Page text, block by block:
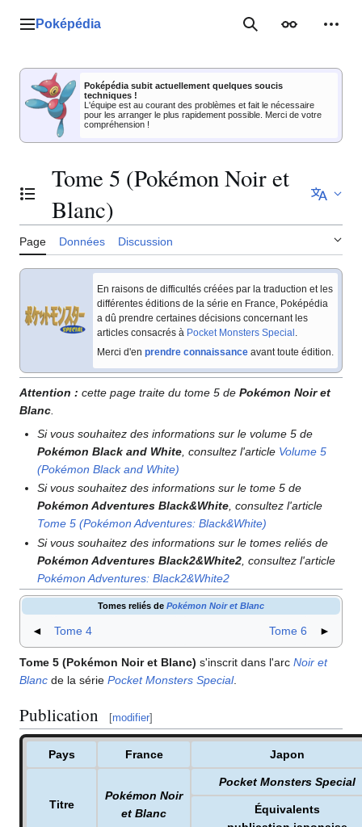
Menu principal
Poképédia RechercherApparence
Poképédia subit actuellement quelques soucis
techniques !
L'équipe est au courant des problèmes et fait le nécessaire
pour les arranger le plus rapidement possible. Merci de votre
compréhension !
Basculer la table des matières
Tome 5 (Pokémon Noir et
Blanc)
Page Données Discussion
En raisons de difficultés créées par la traduction et les
différentes éditions de la série en France, Poképédia
a dû prendre certaines décisions concernant les
articles consacrés à Pocket Monsters Special.
Merci d'en prendre connaissance avant toute édition.
Attention : cette page traite du tome 5 de Pokémon Noir et
Blanc
Si vous souhaitez des informations sur le volume 5 de
Pokémon Black and White , consultez l'article Volume 5
(Pokémon Black and White)
Si vous souhaitez des informations sur le tome 5 de
Pokémon Adventures Black&White , consultez l'article
Tome 5 (Pokémon Adventures: Black&White)
Si vous souhaitez des informations sur le tomes reliés de
Pokémon Adventures Black2&White2 , consultez l'article
Pokémon Adventures: Black2&White2
Tomes reliés de Pokémon Noir et Blanc
◄ Tome 4 Tome 6 ►
Tome 5 (Pokémon Noir et Blanc) s'inscrit dans l'arc Noir et
Blanc de la série Pocket Monsters Special.
Publication [modifier]
Pays France Japon
Titre
Pokémon Noir
et Blanc
Pocket Monsters Special
Équivalents